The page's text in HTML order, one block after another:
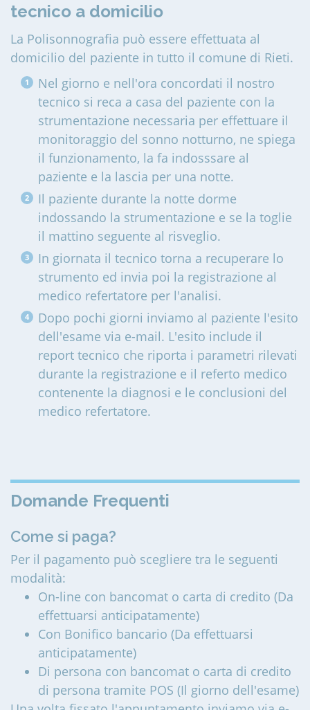
tecnico a domicilio
La Polisonnografia può essere effettuata al
domicilio del paziente in tutto il comune di Rieti.
Nel giorno e nell'ora concordati il nostro
tecnico si reca a casa del paziente con la
strumentazione necessaria per effettuare il
monitoraggio del sonno notturno, ne spiega
il funzionamento, la fa indosssare al
paziente e la lascia per una notte.
Il paziente durante la notte dorme
indossando la strumentazione e se la toglie
il mattino seguente al risveglio.
In giornata il tecnico torna a recuperare lo
strumento ed invia poi la registrazione al
medico refertatore per l'analisi.
Dopo pochi giorni inviamo al paziente l'esito
dell'esame via e-mail. L'esito include il
report tecnico che riporta i parametri rilevati
durante la registrazione e il referto medico
contenente la diagnosi e le conclusioni del
medico refertatore.
Domande Frequenti
Come si paga?
Per il pagamento può scegliere tra le seguenti
modalità:
On-line con bancomat o carta di credito (Da
effettuarsi anticipatamente)
Con Bonifico bancario (Da effettuarsi
anticipatamente)
Di persona con bancomat o carta di credito
di persona tramite POS (Il giorno dell'esame)